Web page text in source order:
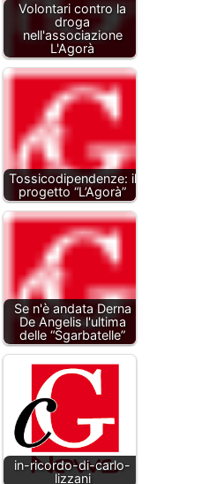
Volontari contro la
droga
nell'associazione
L'Agorà
Tossicodipendenze: il
progetto “L’Agorà”
Se n'è andata Derna
De Angelis l'ultima
delle “Sgarbatelle”
in-ricordo-di-carlo-
lizzani